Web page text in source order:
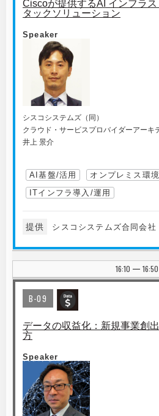
Ciscoが提供するAI インフラ
タックソリューション
Speaker
シスコシステムズ（同）
クラウド・サービスプロバイダーアーキ
井上 景介
AI基盤/活用
オンプレミス環境
ITインフラ導入/運用
提供 シスコシステムズ合同会社
16:10 | 16:50
B-09
データの収益化：新規事業創
方
Speaker